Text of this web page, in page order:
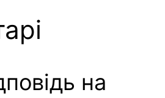
на